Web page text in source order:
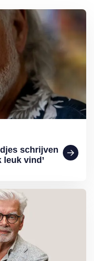
schrijven
leuk vind’
liedjes schrijven en
staan we sterk